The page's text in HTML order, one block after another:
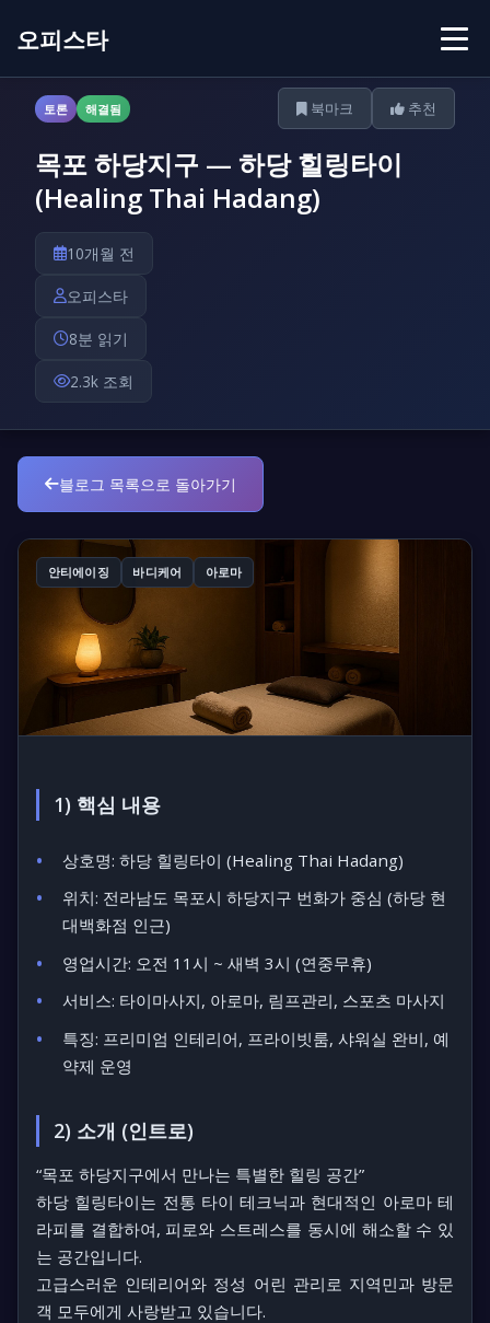
오피스타
토론 해결됨 북마크 추천
목포 하당지구 — 하당 힐링타이
(Healing Thai Hadang)
10개월 전
오피스타
8분 읽기
2.3k 조회
블로그 목록으로 돌아가기
안티에이징 바디케어 아로마
1) 핵심 내용
상호명: 하당 힐링타이 (Healing Thai Hadang)
위치: 전라남도 목포시 하당지구 번화가 중심 (하당 현
대백화점 인근)
영업시간: 오전 11시 ~ 새벽 3시 (연중무휴)
서비스: 타이마사지, 아로마, 림프관리, 스포츠 마사지
특징: 프리미엄 인테리어, 프라이빗룸, 샤워실 완비, 예
약제 운영
2) 소개 (인트로)
“목포 하당지구에서 만나는 특별한 힐링 공간”
하당 힐링타이는 전통 타이 테크닉과 현대적인 아로마 테
라피를 결합하여, 피로와 스트레스를 동시에 해소할 수 있
는 공간입니다.
고급스러운 인테리어와 정성 어린 관리로 지역민과 방문
객 모두에게 사랑받고 있습니다.